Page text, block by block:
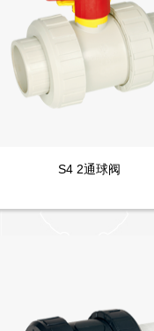
S4 2通球阀